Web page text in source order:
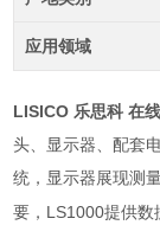
应用领域
LISICO 乐思科 在
头、显示器、配套
统，显示器展现测
要， LS1000提供数